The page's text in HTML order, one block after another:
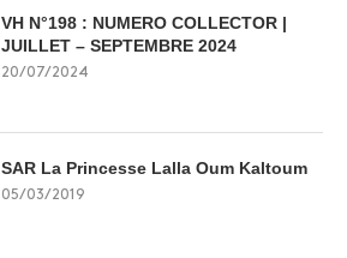
VH N°198 : NUMERO COLLECTOR |
JUILLET – SEPTEMBRE 2024
20/07/2024
SAR La Princesse Lalla Oum Kaltoum
05/03/2019